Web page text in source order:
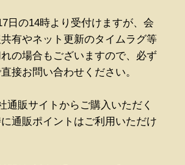
日の14時より受付けますが、会
有やネット更新のタイムラグ等
の場合もございますので、必ず
接お問い合わせください。
通販サイトからご購入いただく
通販ポイントはご利用いただけ